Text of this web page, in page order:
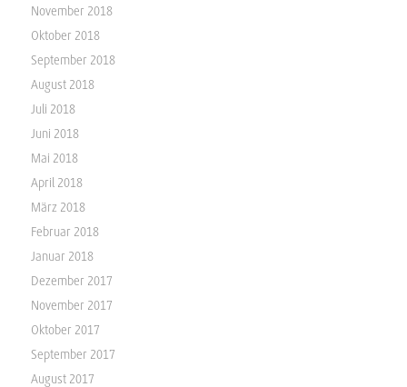
November 2018
Oktober 2018
September 2018
August 2018
Juli 2018
Juni 2018
Mai 2018
April 2018
März 2018
Februar 2018
Januar 2018
Dezember 2017
November 2017
Oktober 2017
September 2017
August 2017